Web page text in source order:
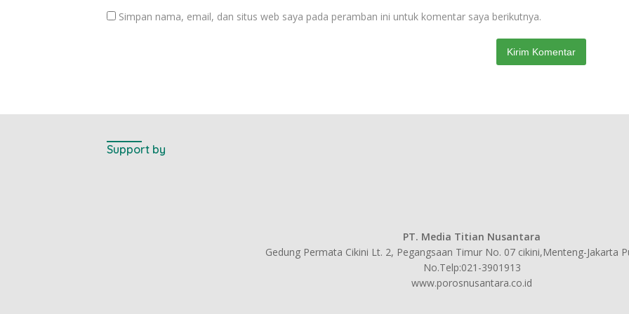
Simpan nama, email, dan situs web saya pada peramban ini untuk komentar saya berikutnya.
Support by
PT. Media Titian Nusantara
Gedung Permata Cikini Lt. 2, Pegangsaan Timur No. 07 cikini,Menteng-Jakarta
No.Telp:021-3901913
www.porosnusantara.co.id